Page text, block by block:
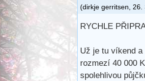
(dirkje gerritsen 26.
RYCHLE
Už je tu víkend
rozmezí 40 000
spolehlivou